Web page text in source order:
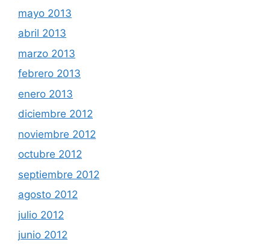
mayo 2013
abril 2013
marzo 2013
febrero 2013
enero 2013
diciembre 2012
noviembre 2012
octubre 2012
septiembre 2012
agosto 2012
julio 2012
junio 2012